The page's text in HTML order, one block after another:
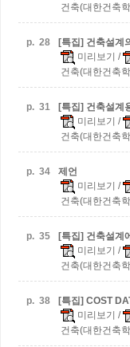
건축(대한건축
p. 28
[특집] 건축설계
미리보기 /
건축(대한건축
p. 31
[특집] 건축설계
미리보기 /
건축(대한건축
p. 34
제언
미리보기 /
건축(대한건축
p. 35
[특집] 건축설계
미리보기 /
건축(대한건축
p. 38
[특집] COST
미리보기 /
건축(대한건축